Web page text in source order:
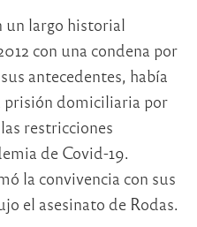
un largo historial
con una condena por
antecedentes, había
prisión domiciliaria por
restricciones
de Covid-19.
la convivencia con sus
el asesinato de Rodas.